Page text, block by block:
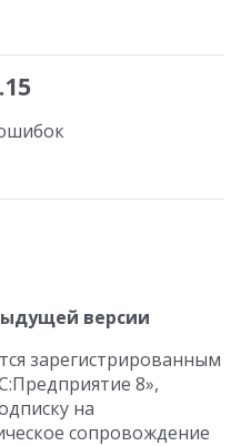
версии
зарегистрированным
8»,
на
сопровождение